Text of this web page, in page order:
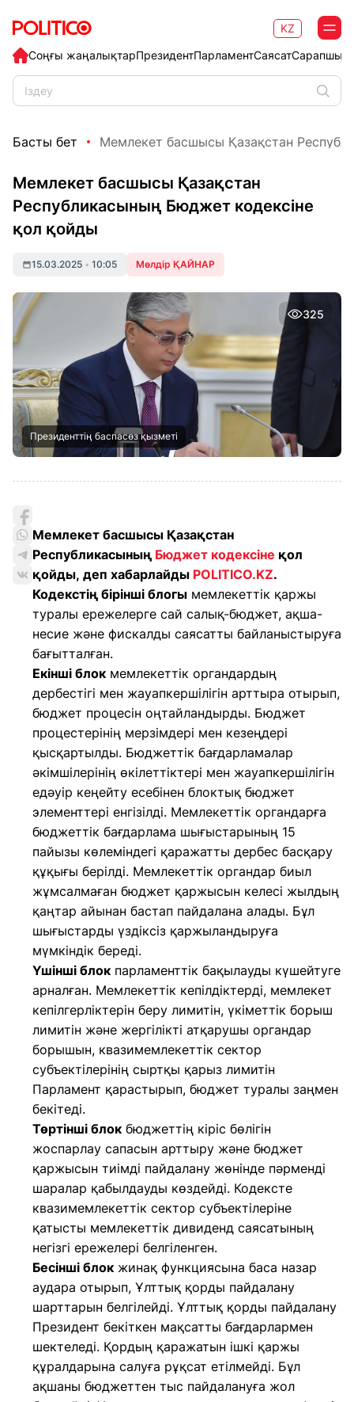
Соңғы жаңалықтарПрезидентПарламентСаясат
KZ
Басты бет Мемлекет басшысы Қазақстан
Мемлекет басшысы Қазақстан
Республикасының Бюджет кодексіне
қол қойды
15.03.2025 • 10:05 Мөлдір ҚАЙНАР
325
Президенттің баспасөз қызметі
Мемлекет басшысы Қазақстан
Республикасының Бюджет кодексіне қол
қойды, деп хабарлайды POLITICO.KZ.
Кодекстің бірінші блогы мемлекеттік қаржы
туралы ережелерге сай салық-бюджет, ақша-
несие және фискалды саясатты байланыстыруға
бағытталған.
Екінші блок мемлекеттік органдардың
дербестігі мен жауапкершілігін арттыра отырып,
бюджет процесін оңтайландырды. Бюджет
процестерінің мерзімдері мен кезеңдері
қысқартылды. Бюджеттік бағдарламалар
әкімшілерінің өкілеттіктері мен жауапкершілігін
едәуір кеңейту есебінен блоктық бюджет
элементтері енгізілді. Мемлекеттік органдарға
бюджеттік бағдарлама шығыстарының 15
пайызы көлеміндегі қаражатты дербес басқару
құқығы берілді. Мемлекеттік органдар биыл
жұмсалмаған бюджет қаржысын келесі жылдың
қаңтар айынан бастап пайдалана алады. Бұл
шығыстарды үздіксіз қаржыландыруға
мүмкіндік береді.
Үшінші блок парламенттік бақылауды күшейтуге
арналған. Мемлекеттік кепілдіктерді, мемлекет
кепілгерліктерін беру лимитін, үкіметтік борыш
лимитін және жергілікті атқарушы органдар
борышын, квазимемлекеттік сектор
субъектілерінің сыртқы қарыз лимитін
Парламент қарастырып, бюджет туралы заңмен
бекітеді.
Төртінші блок бюджеттің кіріс бөлігін
жоспарлау сапасын арттыру және бюджет
қаржысын тиімді пайдалану жөнінде пәрменді
шаралар қабылдауды көздейді. Кодексте
квазимемлекеттік сектор субъектілеріне
қатысты мемлекеттік дивиденд саясатының
негізгі ережелері белгіленген.
Бесінші блок жинақ функциясына баса назар
аудара отырып, Ұлттық қорды пайдалану
шарттарын белгілейді. Ұлттық қорды пайдалану
Президент бекіткен мақсатты бағдарлармен
шектеледі. Қордың қаражатын ішкі қаржы
құралдарына салуға рұқсат етілмейді. Бұл
ақшаны бюджеттен тыс пайдалануға жол